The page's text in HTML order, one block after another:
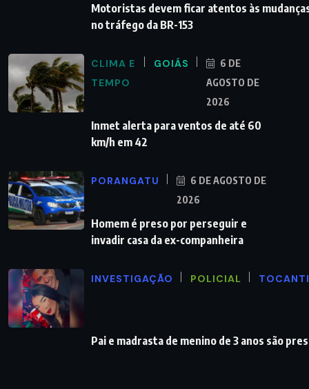
Motoristas devem ficar atentos às
no tráfego da BR-153
CLIMA E
TEMPO
GOIÁS
6 DE
AGOSTO DE
2026
Inmet alerta para ventos de até 60
km/h em 42
PORANGATU
6 DE AGOSTO DE
2026
Homem é preso por perseguir e
invadir casa da ex-companheira
INVESTIGAÇÃO POLICIAL
Pai e madrasta de menino de 3 anos são